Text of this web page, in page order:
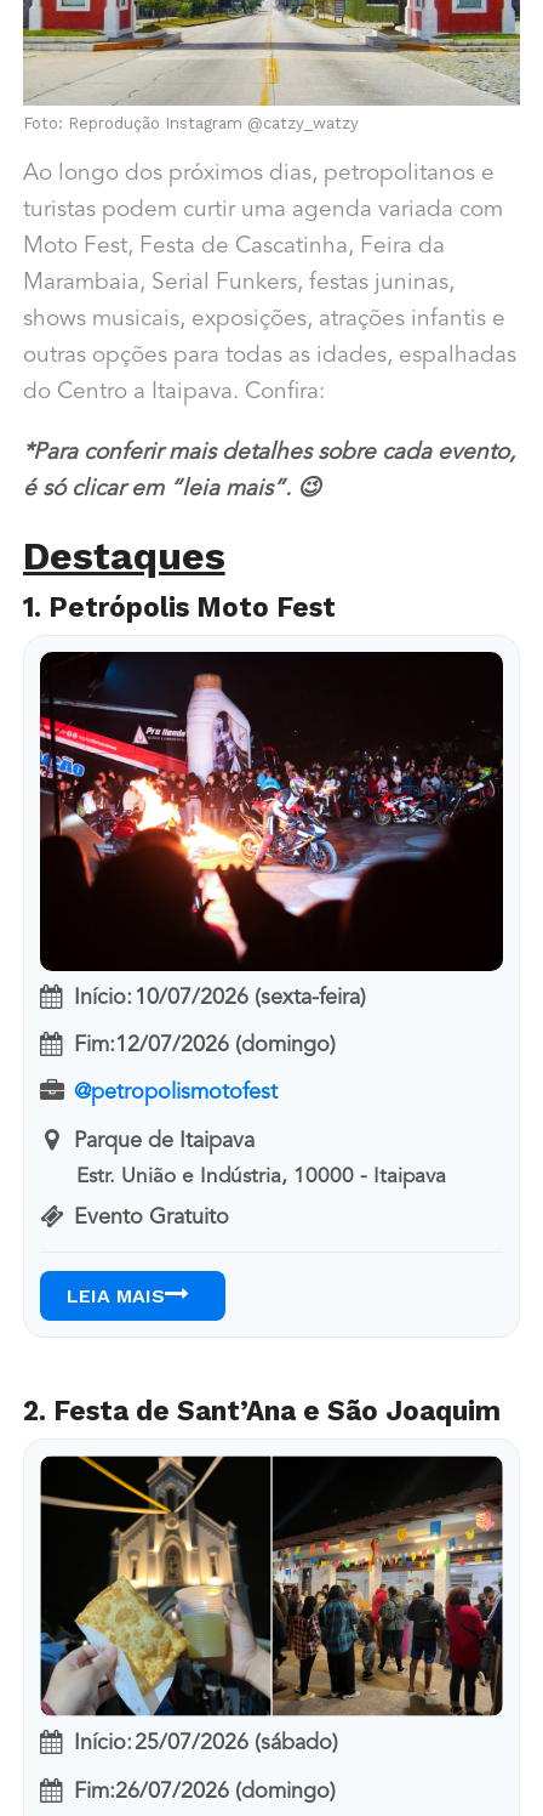
Foto: Reprodução Instagram @catzy_watzy
Ao longo dos próximos dias, petropolitanos e
turistas podem curtir uma agenda variada com
Moto Fest, Festa de Cascatinha, Feira da
Marambaia, Serial Funkers, festas juninas,
shows musicais, exposições, atrações infantis e
outras opções para todas as idades, espalhadas
do Centro a Itaipava. Confira:
*Para conferir mais detalhes sobre cada evento,
é só clicar em “leia mais”. 😉
Destaques
1. Petrópolis Moto Fest
Início: 10/07/2026 (sexta-feira)
Fim:12/07/2026 (domingo)
@petropolismotofest
Parque de Itaipava
Estr. União e Indústria, 10000 - Itaipava
Evento Gratuito
LEIA MAIS
2. Festa de Sant’Ana e São Joaquim
Início:25/07/2026 (sábado)
Fim:26/07/2026 (domingo)